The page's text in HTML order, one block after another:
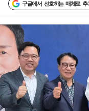
구글에서 선호하는 매체로 추